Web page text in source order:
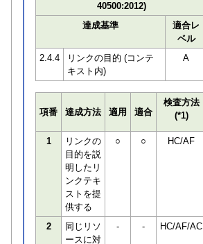
40500:2012)
達成基準
適合レ
ベル
2.4.4
リンクの目的 (コンテ
キスト内)
A
項番 達成方法 適用 適合
検査方法
(*1)
1
リンクの
目的を説
明したリ
ンクテキ
ストを提
供する
○ ○ HC/AF
2
同じリソ
ースに対
- - HC/AF/AC